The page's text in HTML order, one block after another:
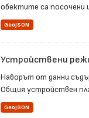
обектите са посочени
GeoJSON
Устройствени
Наборът от данни
Общия устройствен
GeoJSON